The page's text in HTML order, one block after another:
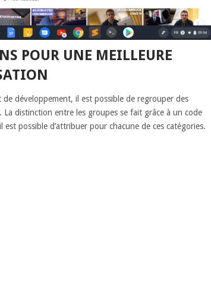
POUR UNE MEILLEURE
développement, il est possible de regrouper des
distinction entre les groupes se fait grâce à un code
possible d’attribuer pour chacune de ces catégories.